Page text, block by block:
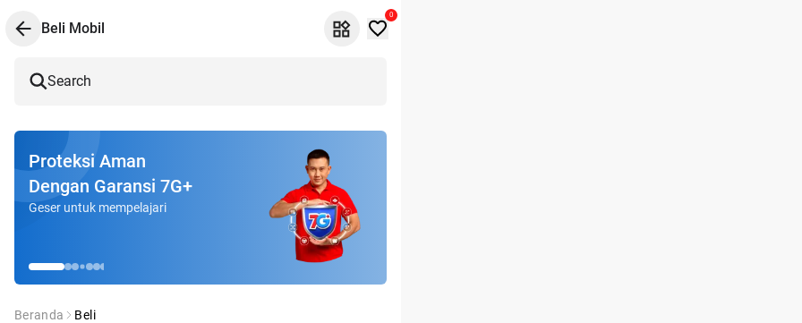
Beli Mobil
0
Search
Proteksi Aman
Dengan Garansi 7G+
Geser untuk mempelajari
Beranda Beli